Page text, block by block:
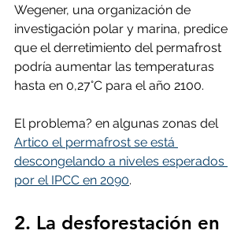
Wegener, una organización de
investigación polar y marina, predice
que el derretimiento del permafrost
podría aumentar las temperaturas
hasta en 0,27°C para el año 2100.
El problema? en algunas zonas del
Artico el permafrost se está
descongelando a niveles esperados
por el IPCC en 2090.
2. La desforestación en